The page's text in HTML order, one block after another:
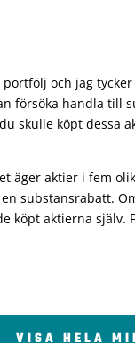
och jag
försöka handla
skulle köpt dessa
äger aktier i fem
substansrabatt.
köpt aktierna
VISA HELA